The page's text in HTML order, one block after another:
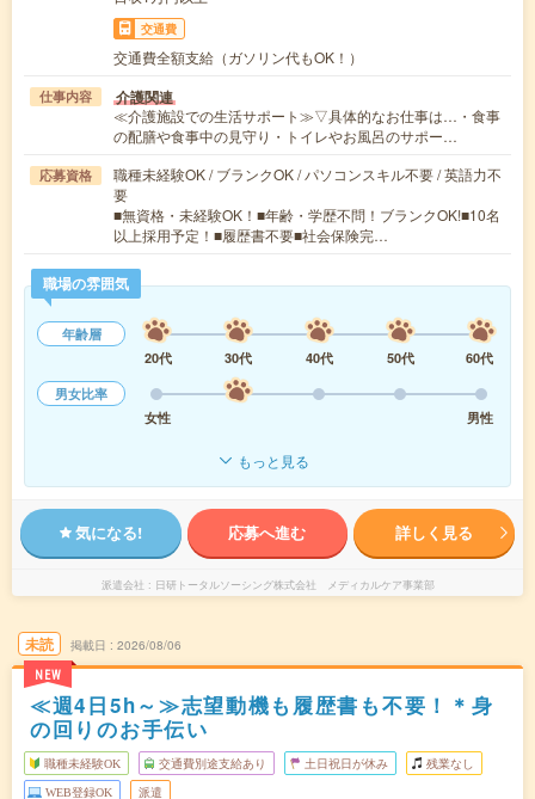
交通費
交通費全額支給（ガソリン代もOK！）
仕事内容 介護関連
≪介護施設での生活サポート≫▽具体的なお仕事は…・食事
の配膳や食事中の見守り・トイレやお風呂のサポー…
応募資格
職種未経験OK / ブランクOK / パソコンスキル不要 / 英語力不
要
■無資格・未経験OK！■年齢・学歴不問！ブランクOK!■10名
以上採用予定！■履歴書不要■社会保険完…
職場の雰囲気
年齢層
20代
30代 40代 50代
60代
男女比率
女性
男性
もっと見る
気になる! 応募へ進む 詳しく見る
派遣会社 日研トータルソーシング株式会社 メディカルケア事業部
未読
NEW
掲載日 2026/08/06
≪週4日5h～≫志望動機も履歴書も不要！＊身
の回りのお手伝い
職種未経験OK 交通費別途支給あり 土日祝日が休み 残業なし
WEB登録OK 派遣